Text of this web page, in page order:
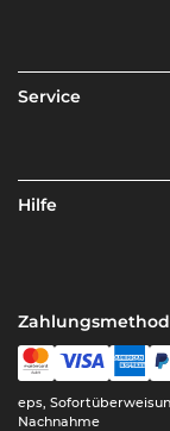
Service
Hilfe
eps,
Nachnahme